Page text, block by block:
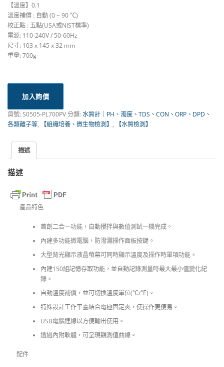
【溫度】0.1 ​
溫度補償 : 自動 (0 ~ 90 ℃)
校正點 : 五點(USA或NIST標準)
電源: 110-240V / 50-60Hz
尺寸: 103 x 145 x 32 mm
重量: 700g
加入詢價
貨號:S0505-PL700PV分類:水質計｜PH、濁度、TDS、CON、ORP、DPD、
各類離子等, 【組織培養、微生物檢測】 , 【水質檢測】
描述
描述
產品特色
首創二合一功能，自動攪拌與數值測試一機完成。
內建多功能微電腦，防潑濺操作面板按鍵。
大型背光顯示液晶螢幕可同時顯示溫度及操作時單項功能。
內建150組記憶存取功能，並自動記錄測量時最大最小值變化紀
錄。
自動溫度補償，並可切換溫度單位(℃/℉)。
特殊設計工作平臺結合電極固定夾，使操作更便易。
USB電腦連線以方便輸出使用。
透過內附軟體，可呈現觀測值曲線。
配件